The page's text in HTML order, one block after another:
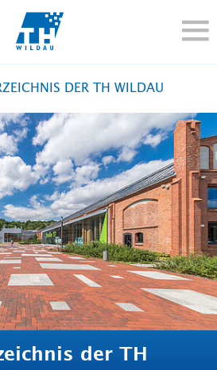
TH-
Anfahrt Webmail Moodle
English
DER TH WILDAU
der TH